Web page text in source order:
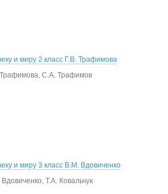
и миру 2 класс Г.В. Трафимова
С.А. Трафимов
и миру 3 класс В.М. Вдовиченко
Т.А. Ковальчук